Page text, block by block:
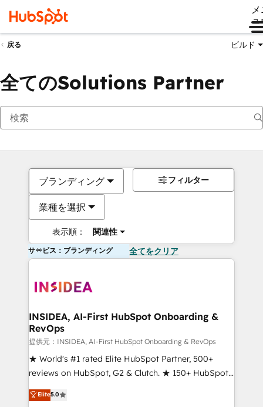
ュ
戻る ビルド
全てのSolutions Partner
ブランディング
業種を選択
表示順： 関連性
フィルター
サービス：ブランディング 全てをクリア
INSIDEA, AI-First HubSpot Onboarding &
RevOps
提供元：INSIDEA, AI-First HubSpot Onboarding & RevOps
★ World's #1 rated Elite HubSpot Partner, 500+
reviews on HubSpot, G2 & Clutch. ★ 150+ HubSpot
Certified Experts & Trainers across the team ★
1,500+ implementations across five continents ★ AI-
Elite5.0